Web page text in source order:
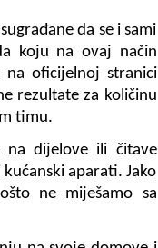
da se i sami
koju na ovaj način
na oficijelnoj stranici
rezultate za količinu
timu.
na dijelove ili čitave
aparati. Jako
ne miješamo sa